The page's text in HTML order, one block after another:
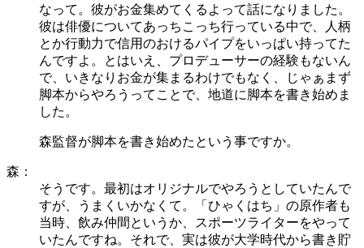
なって。彼がお金集めてくるよって話になりました。
彼は俳優についてあっちこっち行っている中で、人柄
とか行動力で信用のおけるパイプをいっぱい持ってた
んですよ。とはいえ、プロデューサーの経験もないん
で、いきなりお金が集まるわけでもなく、じゃぁまず
脚本からやろうってことで、地道に脚本を書き始めま
した。
森監督が脚本を書き始めたという事ですか。
森：
そうです。最初はオリジナルでやろうとしていたんで
すが、うまくいかなくて。「ひゃくはち」の原作者も
当時、飲み仲間というか、スポーツライターをやって
いたんですね。それで、実は彼が大学時代から書き貯